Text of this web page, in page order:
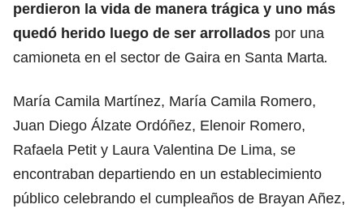
perdieron la vida de manera trágica y uno más
quedó herido luego de ser arrollados por una
camioneta en el sector de Gaira en Santa Marta.
María Camila Martínez, María Camila Romero,
Juan Diego Álzate Ordóñez, Elenoir Romero,
Rafaela Petit y Laura Valentina De Lima, se
encontraban departiendo en un establecimiento
público celebrando el cumpleaños de Brayan Añez,